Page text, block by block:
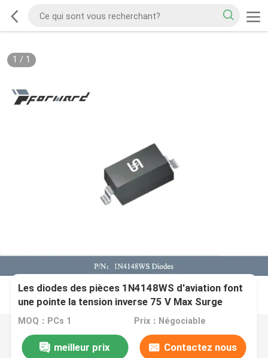
1 / 1
Les diodes des pièces 1N4148WS d'aviation font
une pointe la tension inverse 75 V Max Surge
Current 4 A
MOQ：PCs 1 Prix：Négociable
meilleur prix Contactez nous